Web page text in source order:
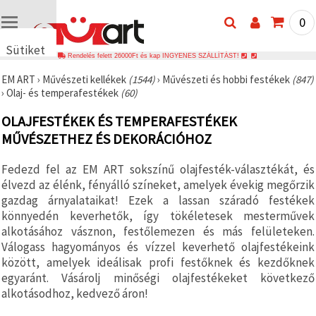
Sütiket
🍪 Cookie-
kat és
technológiákat
használunk
annak
hogy
biztosítsuk
a weboldal
megfelelő
működését,
javítsuk az
Ön
felhasználói
élményét,
és az Ön
hozzájárulásával
elemezzük
a
0
Rendelés felett 26000Ft és kap INGYENES SZÁLLÍTÁST!
EM ART › Művészeti kellékek (1544)› Művészeti és hobbi festékek (847)
› Olaj- és temperafestékek (60)
OLAJFESTÉKEK ÉS TEMPERAFESTÉKEK
MŰVÉSZETHEZ ÉS DEKORÁCIÓHOZ
Fedezd fel az EM ART sokszínű olajfesték-választékát, és
élvezd az élénk, fényálló színeket, amelyek évekig megőrzik
gazdag árnyalataikat! Ezek a lassan száradó festékek
könnyedén keverhetők, így tökéletesek mesterművek
alkotásához vásznon, festőlemezen és más felületeken.
Válogass hagyományos és vízzel keverhető olajfestékeink
között, amelyek ideálisak profi festőknek és kezdőknek
egyaránt. Vásárolj minőségi olajfestékeket következő
alkotásodhoz, kedvező áron!